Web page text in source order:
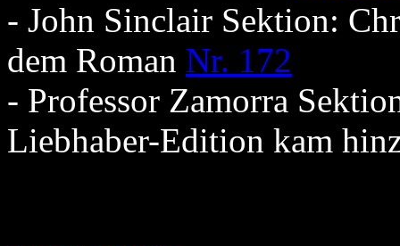
- John Sinclair Sektion:
dem Roman Nr. 172
- Professor Zamorra
Liebhaber-Edition kam